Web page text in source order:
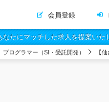
会員登録
たにマッチした求人を提案いた
プログラマー（SI・受託開発） 【